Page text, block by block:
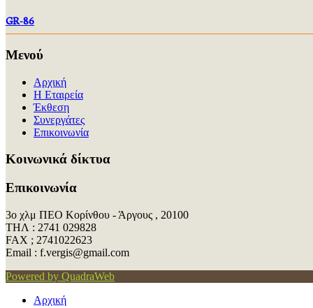
GR-86
Μενού
Αρχική
Η Εταιρεία
Έκθεση
Συνεργάτες
Επικοινωνία
Kοινωνικά δίκτυα
Επικοινωνία
3ο χλμ ΠΕΟ Κορίνθου - Άργους , 20100
ΤΗΛ : 2741 029828
FAX ; 2741022623
Εmail : f.vergis@gmail.com
Powered by QuadraWeb
Αρχική